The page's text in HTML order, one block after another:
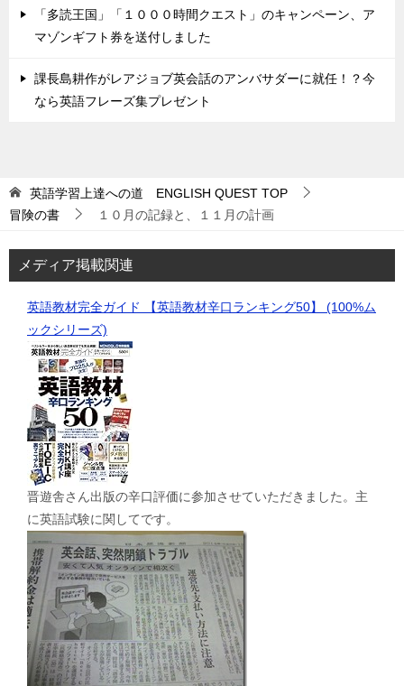
「多読王国」「１０００時間クエスト」のキャンペーン、ア
マゾンギフト券を送付しました
課長島耕作がレアジョブ英会話のアンバサダーに就任！？今
なら英語フレーズ集プレゼント
英語学習上達への道 ENGLISH QUEST TOP
冒険の書
１０月の記録と、１１月の計画
メディア掲載関連
英語教材完全ガイド 【英語教材辛口ランキング50】 (100%ム
ックシリーズ)
晋遊舎さん出版の辛口評価に参加させていただきました。主
に英語試験に関してです。